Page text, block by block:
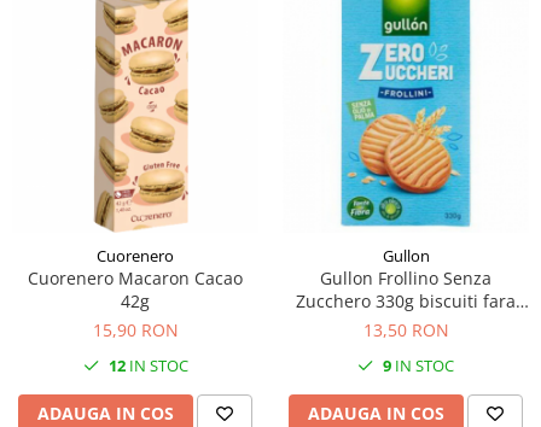
Cuorenero
Cuorenero Macaron Cacao
42g
15,90 RON
12IN STOC
ADAUGA IN COS
Gullon
Gullon Frollino Senza
Zucchero 330g biscuiti fara
zahar
13,50 RON
9 IN STOC
ADAUGA IN COS